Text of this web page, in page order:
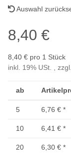
Auswahl
8,40 €
8,40 € pro 1 Stück
inkl. 19% USt. , zzgl.
ab
5 6,76 € *
10 6,41 € *
20 6,30 € *